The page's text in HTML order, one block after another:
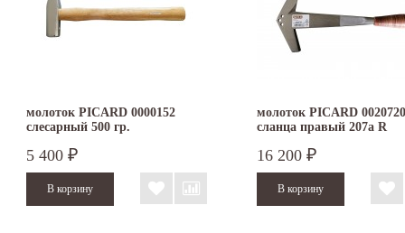
молоток PICARD 0000152
слесарный 500 гр.
5 400 ₽
молоток PICARD
сланца правый 207a R
16 200 ₽